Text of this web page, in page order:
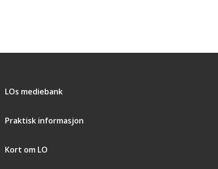
Snarveier
LOs mediebank
Praktisk informasjon
Kort om LO